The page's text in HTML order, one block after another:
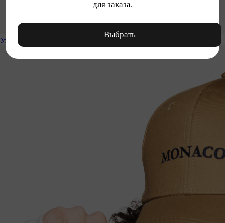
Уход
для заказа.
Выбрать